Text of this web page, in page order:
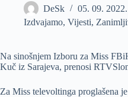
DeSk
05. 09. 2022.
Izdvajamo, Vijesti,
Na sinošnjem Izboru za Miss
Kuč iz Sarajeva, prenosi
Za Miss televoltinga proglašena